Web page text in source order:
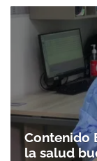
Contenido
la salud